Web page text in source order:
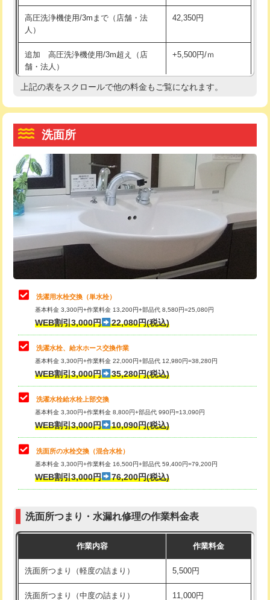
コンクリート斫り（厚さ10㎝まで）
コンクリート斫り（厚さ10㎝超え）
モルタル補修（厚さ10㎝まで） 27,500円
モルタル補修（厚さ10㎝超え） 38,500円
洗面台設置 38,500円
追加人工
廃棄・処分 現場見積
※給水管工事は20mmまでの価格です。
給水管工事※（ホール加工)
給水管工事※（バンド止め) 3,300円
給水管工事※（支持金具設置) 5,500円
給水管工事※（保温材使用（バンド止
め込み）)
5,500円
給水管工事※（土の掘削・埋め戻し作
業)
11,000円
給水管工事※（塩ビ管（VP・HI）使
用/3ｍまで)
33,000円
給水管工事※（塩ビ管（VP・HI）使
用（追加）/3ｍ超え)
給水管工事※（ライニング鋼管・銅
管・ポリ管・HT管使用/3ｍまで)
44,000円
給水管工事※（ライニング鋼管・銅
管・ポリ管・HT管使用/3ｍ超え)
排水管工事（土の掘削・埋め戻し作
業）
排水管工事（排水管工事/3ｍまで） 55,000円
排水管工事（追加 排水管工事/3ｍ超
え）
マス交換（土の掘削・埋め戻し作業）
マス交換（深さ50㎝未満）
マス交換（深さ50㎝以上）
モルタル補修（厚さ10㎝まで） 27,500円
モルタル補修（厚さ10㎝超え） 38,500円
高圧洗浄機使用/3mまで（店舗・法
人）
42,350円
追加 高圧洗浄機使用/3m超え（店
舗・法人）
+5,500円/ｍ
高度高圧洗浄換 現地調査
トーラー機使用/3mまで
追加トーラー機使用/3m超え +3,300円
カメラ調査 33,000円
桝清掃
止水・漏水調査・防水処理・清掃・修
理・調整・分解・加工など（軽作業）
11,000円
止水・漏水調査・防水処理・清掃・修
理・調整・分解・加工など（中作業）
22,000円
止水・漏水調査・防水処理・清掃・修
理・調整・分解・加工など（重作業）
33,000円
キッチンタンク脱着
その他部品の脱着
交換・取付（タンク）
交換・取付(単水栓（壁付・デッキ
式）)
交換・取付(混合水栓（壁付・デッキ
式・ワンホール）)
16,500円+材料費
（P/S/ポップアップ））
交換・取付（その他部品） 11,000円+材料費
持込商品取付（単水栓） 13,200円
持込商品取付（混合水栓） 16,500円
上記の表をスクロールで他の料金もご覧になれます。
洗面所
洗濯用水栓交換（単水栓）
基本料金 3,300円+作業料金 13,200円+部品代 8,580円=25,080円
WEB割引3,000円 22,080円(税込)
洗濯水栓、給水ホース交換作業
基本料金 3,300円+作業料金 22,000円+部品代 12,980円=38,280円
WEB割引3,000円 35,280円(税込)
洗濯水栓給水栓上部交換
基本料金 3,300円+作業料金 8,800円+部品代 990円=13,090円
WEB割引3,000円 10,090円(税込)
洗面所の水栓交換（混合水栓）
基本料金 3,300円+作業料金 16,500円+部品代 59,400円=79,200円
WEB割引3,000円 76,200円(税込)
洗面所つまり・水漏れ修理の作業料金表
作業内容 作業料金
洗面所つまり（軽度の詰まり） 5,500円
洗面所つまり（中度の詰まり） 11,000円